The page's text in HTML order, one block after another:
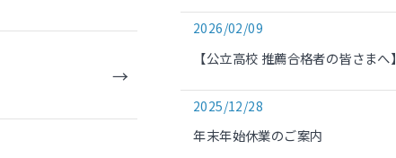
【公立高校 推薦合格者の皆さまへ】
2026/02/09
年末年始休業のご案内
2025/12/28